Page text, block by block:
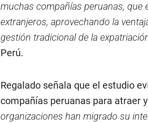
muchas compañías peruanas, que
extranjeros, aprovechando la
gestión tradicional de la
Perú.
Regalado señala que el estudio
compañías peruanas para atraer
organizaciones han migrado su